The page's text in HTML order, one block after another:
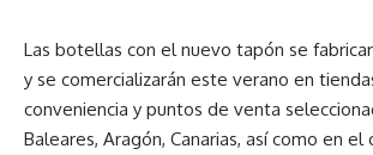
Las botellas con el nuevo tapón se
y se comercializarán este verano en
conveniencia y puntos de venta
Baleares, Aragón, Canarias, así como en el